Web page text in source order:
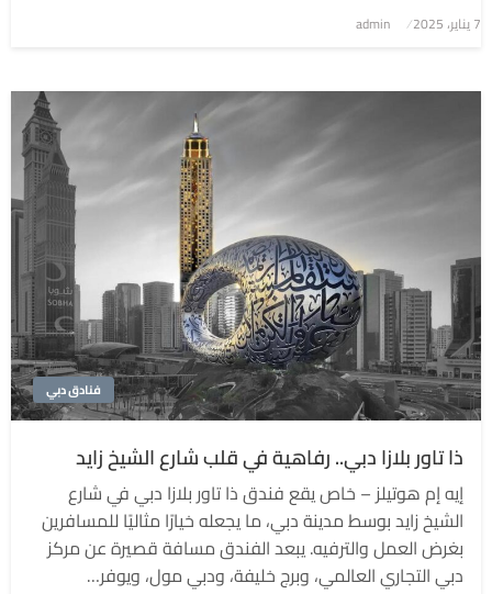
نُشر
في7 يناير، 2025 admin
فنادق دبي
ذا تاور بلازا دبي.. رفاهية في قلب شارع الشيخ زايد
إيه إم هوتيلز – خاص يقع فندق ذا تاور بلازا دبي في شارع
الشيخ زايد بوسط مدينة دبي، ما يجعله خيارًا مثاليًا للمسافرين
بغرض العمل والترفيه. يبعد الفندق مسافة قصيرة عن مركز
دبي التجاري العالمي، وبرج خليفة، ودبي مول، ويوفر…